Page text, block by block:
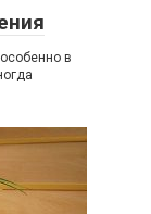
в